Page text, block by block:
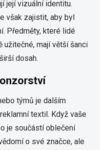
její vizuální identitu.
však zajistit, aby byl
Předměty, které lidé
užitečné, mají větší šanci
dosah.
týmů je dalším
textil. Když vaše
je součástí oblečení
o své značce, ale